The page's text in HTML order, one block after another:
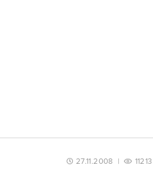
27.11.2008 |